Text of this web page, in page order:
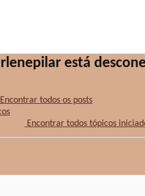
Encontrar todos os posts
Encontrar todos tópicos